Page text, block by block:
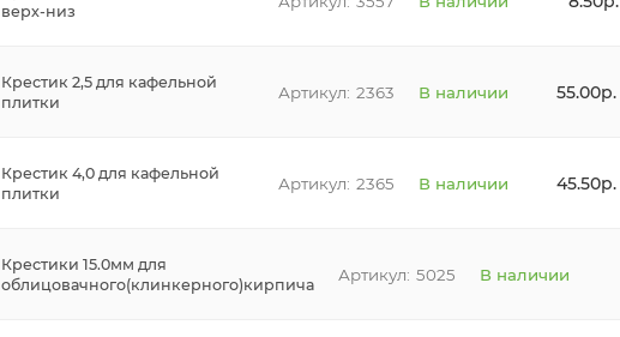
верх-низ
Крестик 2,5 для кафельной
плитки
2363 В наличии 55.00р.
Крестик 4,0 для кафельной
плитки
2365 В наличии 45.50р.
Крестики 15.0мм для
облицовачного(клинкерного)кирпича
5025 В наличии